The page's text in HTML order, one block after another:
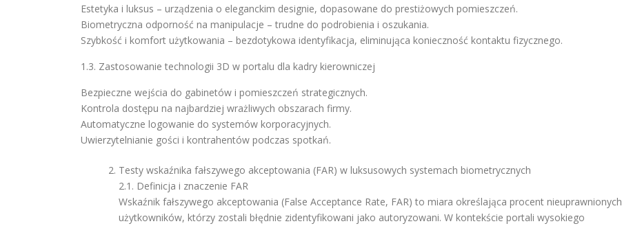
Estetyka i luksus – urządzenia o eleganckim designie, dopasowane do prestiżowych pomieszczeń.
Biometryczna odporność na manipulacje – trudne do podrobienia i oszukania.
Szybkość i komfort użytkowania – bezdotykowa identyfikacja, eliminująca konieczność kontaktu fizycznego.
1.3. Zastosowanie technologii 3D w portalu dla kadry kierowniczej
Bezpieczne wejścia do gabinetów i pomieszczeń strategicznych.
Kontrola dostępu na najbardziej wrażliwych obszarach firmy.
Automatyczne logowanie do systemów korporacyjnych.
Uwierzytelnianie gości i kontrahentów podczas spotkań.
Testy wskaźnika fałszywego akceptowania (FAR) w luksusowych systemach biometrycznych
2.1. Definicja i znaczenie FAR
Wskaźnik fałszywego akceptowania (False Acceptance Rate, FAR) to miara określająca procent nieuprawnionych
użytkowników, którzy zostali błędnie zidentyfikowani jako autoryzowani. W kontekście portali wysokiego